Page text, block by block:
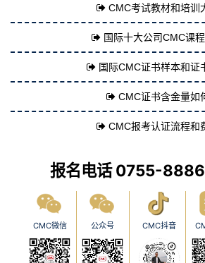
报名电话 0755-
CMC微信 公众号 CMC抖音
CMC考试教材和培训
国际十大公司CMC课
国际CMC证书样本和证
CMC证书含金量如
CMC报考认证流程和